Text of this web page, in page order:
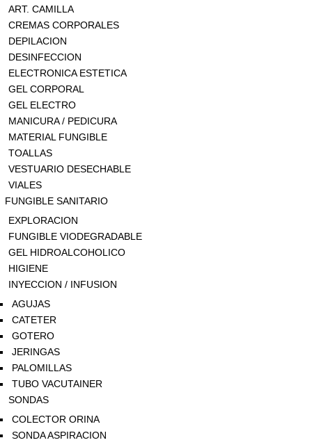
ART. CAMILLA
CREMAS CORPORALES
DEPILACION
DESINFECCION
ELECTRONICA ESTETICA
GEL CORPORAL
GEL ELECTRO
MANICURA / PEDICURA
MATERIAL FUNGIBLE
TOALLAS
VESTUARIO DESECHABLE
VIALES
FUNGIBLE SANITARIO
EXPLORACION
FUNGIBLE VIODEGRADABLE
GEL HIDROALCOHOLICO
HIGIENE
INYECCION / INFUSION
AGUJAS
CATETER
GOTERO
JERINGAS
PALOMILLAS
TUBO VACUTAINER
SONDAS
COLECTOR ORINA
SONDA ASPIRACION